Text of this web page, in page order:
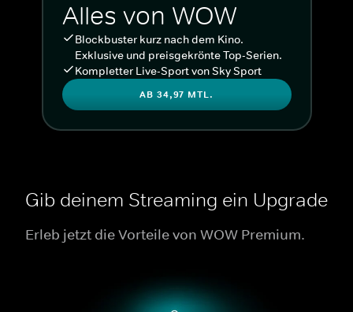
Alles von WOW
Blockbuster kurz nach dem Kino.
Exklusive und preisgekrönte Top-Serien.
Kompletter Live-Sport von Sky Sport
AB 34,97 MTL.
Gib deinem Streaming ein Upgrade
Erleb jetzt die Vorteile von WOW Premium.